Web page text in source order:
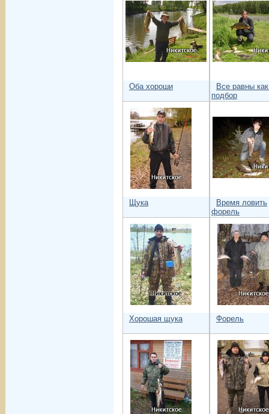
Оба хороши
Все равны
подбор
Щука
Время ловить
форель
Хорошая щука Форель